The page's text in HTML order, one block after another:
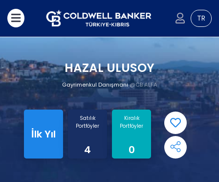
TR
HAZAL ULUSOY
Gayrimenkul Danışmanı@CB ALFA
İlk Yıl
Satılık
Portföyler
4
Kiralık
Portföyler
0